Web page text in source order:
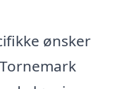
ønsker